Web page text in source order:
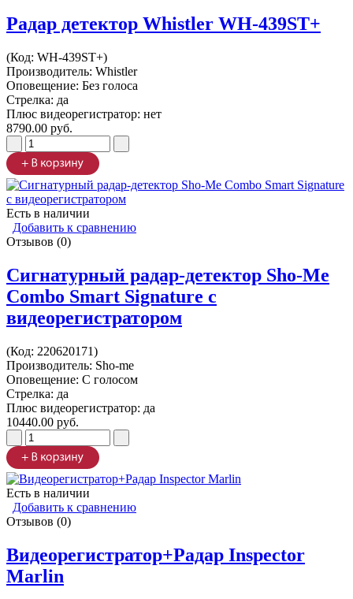
Радар детектор Whistler WH-439ST+
(Код: WH-439ST+)
Производитель: Whistler
Оповещение: Без голоса
Стрелка: да
Плюс видеорегистратор: нет
8790.00 руб.
Есть в наличии
Добавить к сравнению
Отзывов (0)
Сигнатурный радар-детектор Sho-Me
Combo Smart Signature c
видеорегистратором
(Код: 220620171)
Производитель: Sho-me
Оповещение: С голосом
Стрелка: да
Плюс видеорегистратор: да
10440.00 руб.
Есть в наличии
Добавить к сравнению
Отзывов (0)
Видеорегистратор+Радар Inspector
Marlin